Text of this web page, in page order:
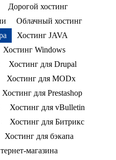
Дорогой хостинг
Облачный хостинг
Хостинг JAVA
Хостинг Windows
Хостинг для Drupal
Хостинг для MODx
Хостинг для Prestashop
Хостинг для vBulletin
Хостинг для Битрикс
Хостинг для бэкапа
магазина